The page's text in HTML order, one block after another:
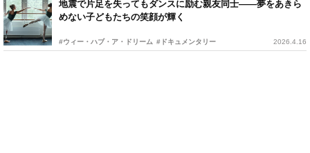
地震で片足を失ってもダンスに励む親友同士——夢をあきら
めない子どもたちの笑顔が輝く
#ウィー・ハブ・ア・ドリーム #ドキュメンタリー 2026.4.16